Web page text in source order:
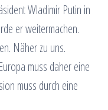
Wladimir Putin in
er weitermachen.
Näher zu uns.
muss daher eine
muss durch eine